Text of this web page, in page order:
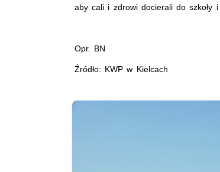
aby cali i zdrowi docierali do
Opr. BN
Źródło: KWP w Kielcach